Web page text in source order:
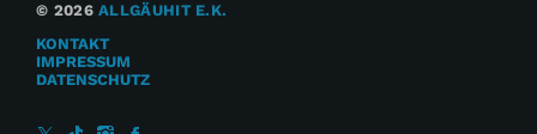
© 2026ALLGÄUHIT E.K.
KONTAKT
IMPRESSUM
DATENSCHUTZ